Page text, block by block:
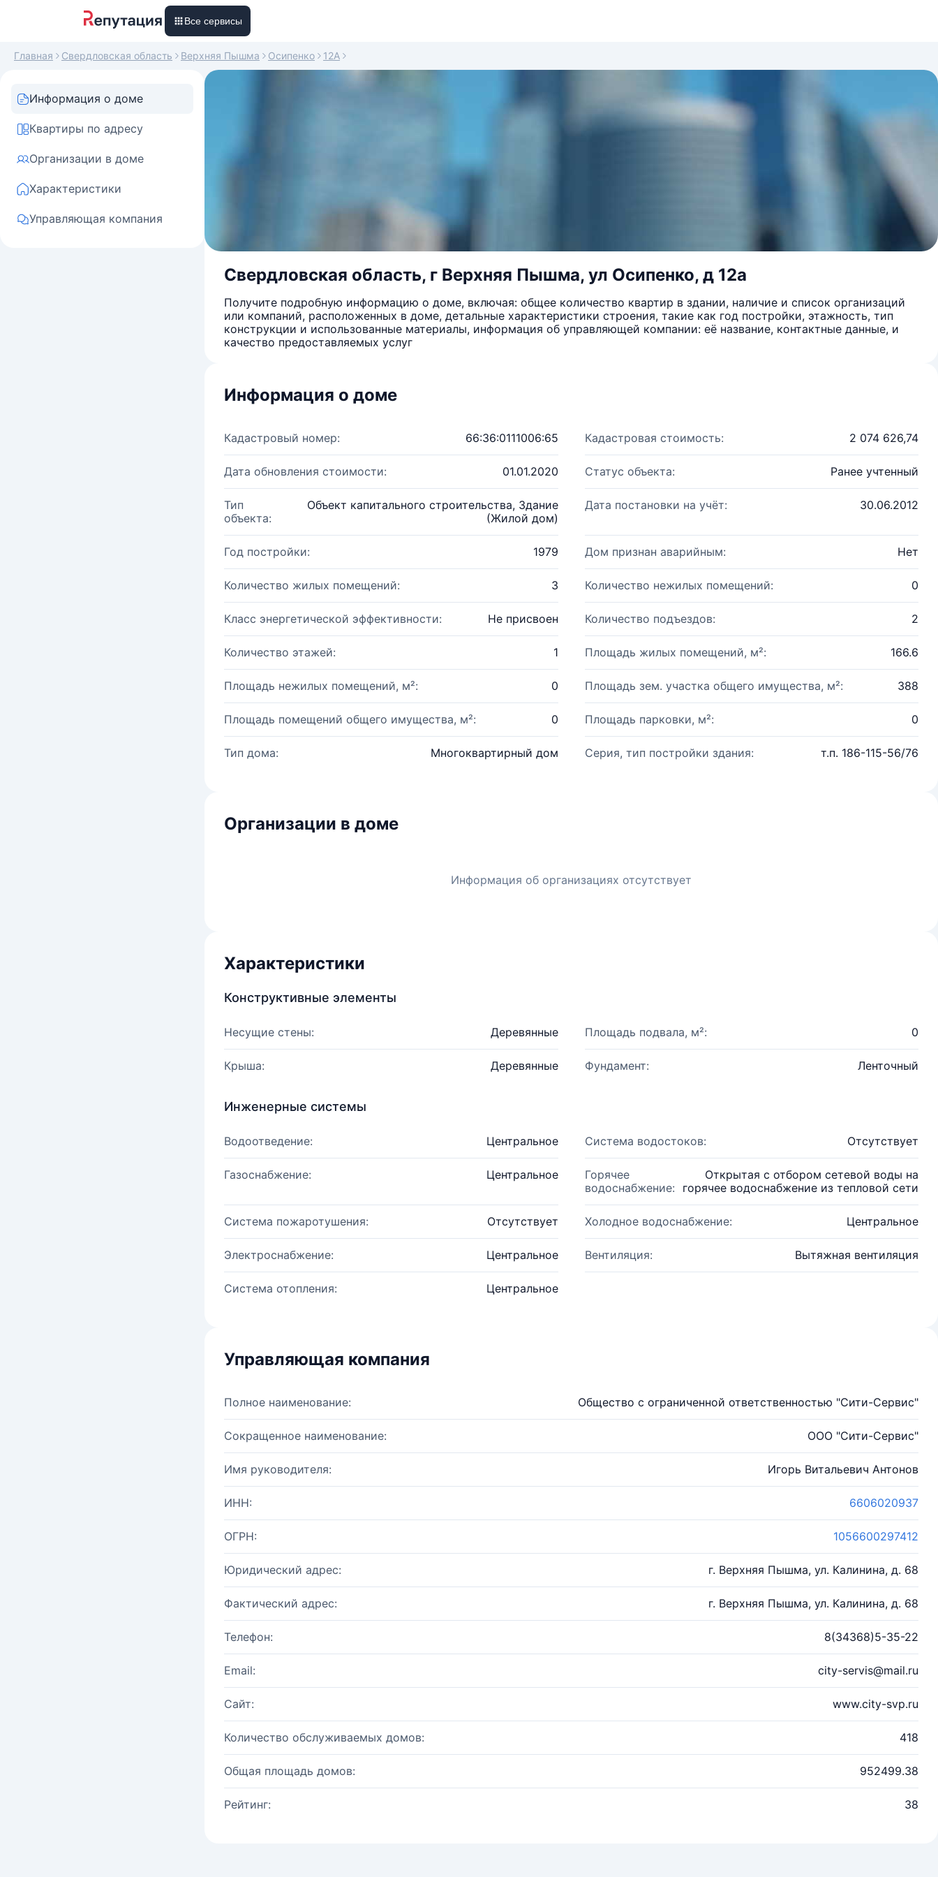
Все сервисы
Главная Свердловская область Верхняя Пышма Осипенко 12А
Информация о доме
Квартиры по адресу
Организации в доме
Характеристики
Управляющая компания
Свердловская область, г Верхняя Пышма, ул Осипенко, д 12а
Получите подробную информацию о доме, включая: общее количество квартир в здании, наличие и список организаций
или компаний, расположенных в доме, детальные характеристики строения, такие как год постройки, этажность, тип
конструкции и использованные материалы, информация об управляющей компании: её название, контактные данные, и
качество предоставляемых услуг
Информация о доме
Кадастровый номер: 66:36:0111006:65 Кадастровая стоимость: 2 074 626,74
Дата обновления стоимости: 01.01.2020 Статус объекта: Ранее учтенный
Тип
объекта:
Объект капитального строительства, Здание
(Жилой дом)
Дата постановки на учёт: 30.06.2012
Год постройки: 1979 Дом признан аварийным: Нет
Количество жилых помещений: 3 Количество нежилых помещений: 0
Класс энергетической эффективности: Не присвоен Количество подъездов: 2
Количество этажей: 1 Площадь жилых помещений, м²: 166.6
Площадь нежилых помещений, м²: 0 Площадь зем. участка общего имущества, м²: 388
Площадь помещений общего имущества, м²: 0 Площадь парковки, м²: 0
Тип дома: Многоквартирный дом Серия, тип постройки здания: т.п. 186-115-56/76
Организации в доме
Информация об организациях отсутствует
Характеристики
Конструктивные элементы
Несущие стены: Деревянные Площадь подвала, м²: 0
Крыша: Деревянные Фундамент: Ленточный
Инженерные системы
Водоотведение: Центральное Система водостоков: Отсутствует
Газоснабжение: Центральное
Горячее
водоснабжение:
Открытая с отбором сетевой воды на
горячее водоснабжение из тепловой сети
Система пожаротушения: Отсутствует Холодное водоснабжение: Центральное
Электроснабжение: Центральное Вентиляция: Вытяжная вентиляция
Система отопления: Центральное
Управляющая компания
Полное наименование: Общество с ограниченной ответственностью "Сити-Сервис"
Сокращенное наименование: ООО "Сити-Сервис"
Имя руководителя: Игорь Витальевич Антонов
ИНН: 6606020937
ОГРН: 1056600297412
Юридический адрес: г. Верхняя Пышма, ул. Калинина, д. 68
Фактический адрес: г. Верхняя Пышма, ул. Калинина, д. 68
Телефон: 8(34368)5-35-22
Email: city-servis@mail.ru
Сайт: www.city-svp.ru
Количество обслуживаемых домов: 418
Общая площадь домов: 952499.38
Рейтинг: 38